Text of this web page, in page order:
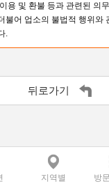
용 및 환불 등과 관련된 의
불어 업소의 불법적 행위와
.
뒤로가기
지역별 방